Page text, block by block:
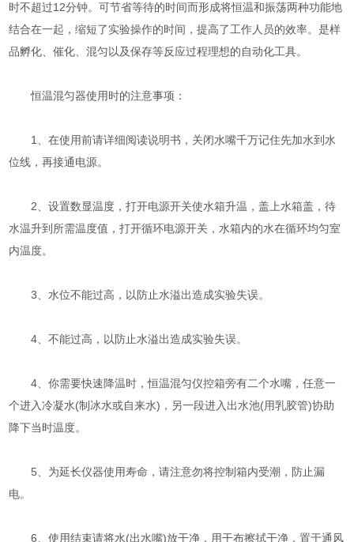
时不超过12分钟。可节省等待的时间而形成将恒温和振荡两种功能地
结合在一起，缩短了实验操作的时间，提高了工作人员的效率。是样
品孵化、催化、混匀以及保存等反应过程理想的自动化工具。
恒温混匀器使用时的注意事项：
1、在使用前请详细阅读说明书，关闭水嘴千万记住先加水到水
位线，再接通电源。
2、设置数显温度，打开电源开关使水箱升温，盖上水箱盖，待
水温升到所需温度值，打开循环电源开关，水箱内的水在循环均匀室
内温度。
3、水位不能过高，以防止水溢出造成实验失误。
4、不能过高，以防止水溢出造成实验失误。
4、你需要快速降温时，恒温混匀仪控箱旁有二个水嘴，任意一
个进入冷凝水(制冰水或自来水)，另一段进入出水池(用乳胶管)协助
降下当时温度。
5、为延长仪器使用寿命，请注意勿将控制箱内受潮，防止漏
电。
6、使用结束请将水(出水嘴)放干净，用干布擦拭干净，置于通风